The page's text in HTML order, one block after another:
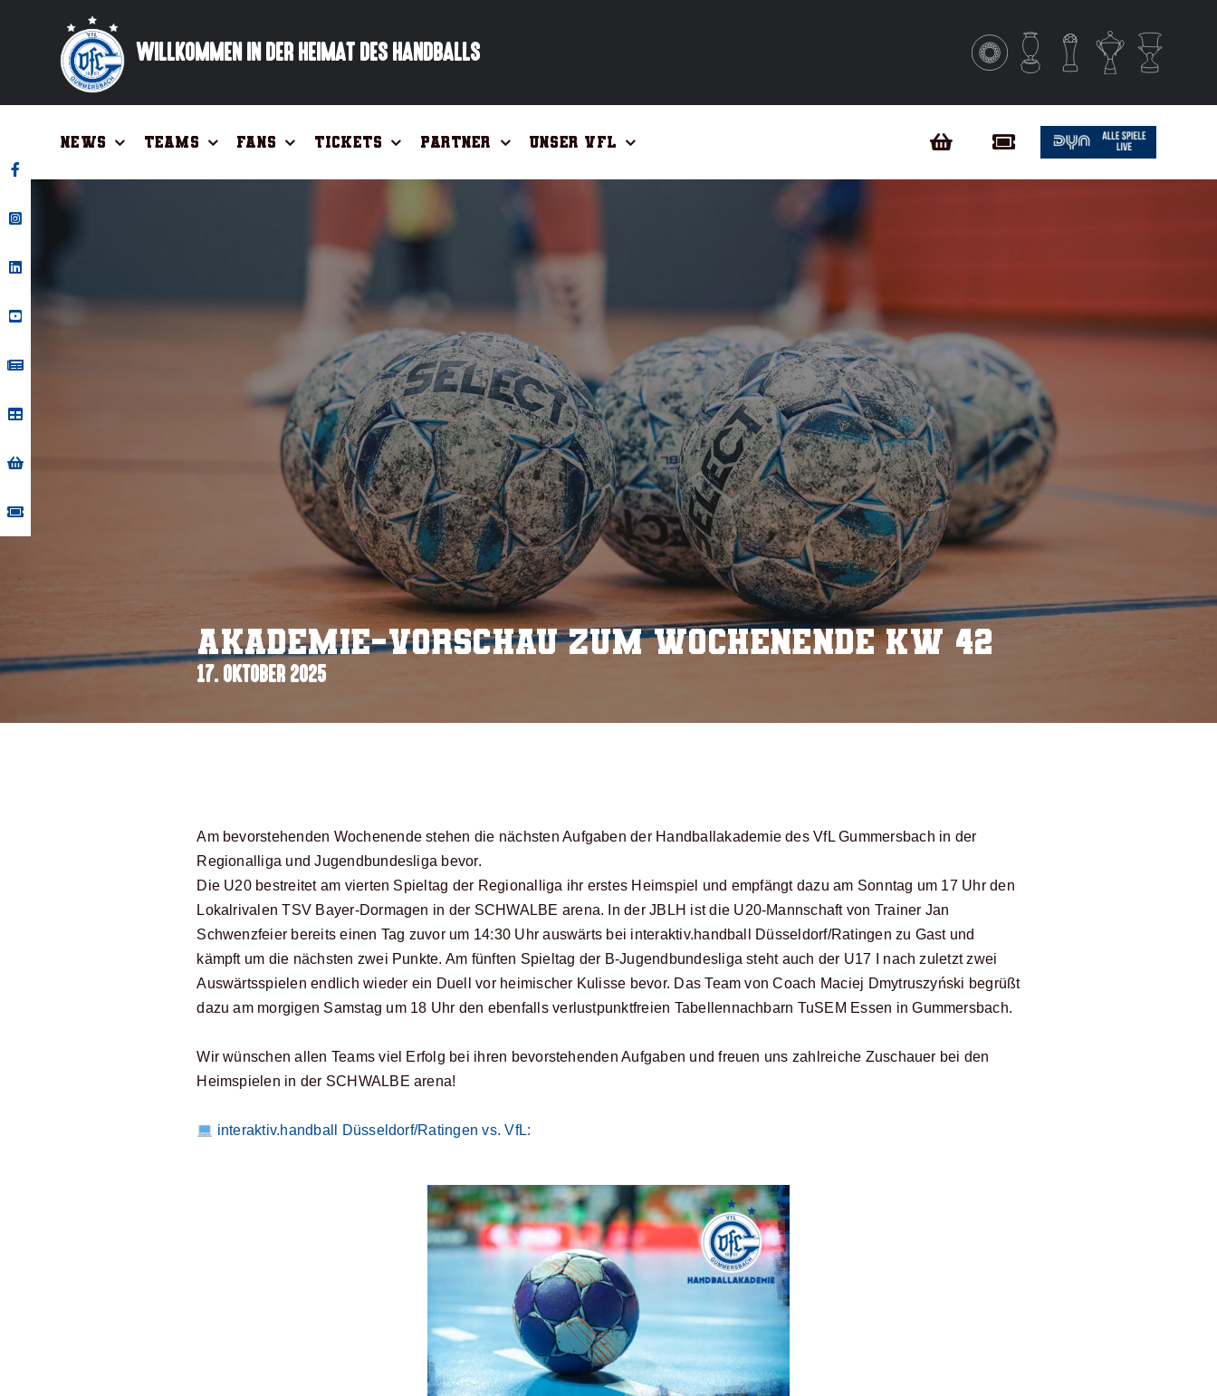
WILLKOMMEN IN DER HEIMAT DES HANDBALLS
News Teams Fans Tickets Partner Unser VfL
Akademie-Vorschau zum Wochenende KW 42
17. OKTOBER 2025
Am bevorstehenden Wochenende stehen die nächsten Aufgaben der Handballakademie des VfL Gummersbach in der
Regionalliga und Jugendbundesliga bevor.
Die U20 bestreitet am vierten Spieltag der Regionalliga ihr erstes Heimspiel und empfängt dazu am Sonntag um 17 Uhr den
Lokalrivalen TSV Bayer-Dormagen in der SCHWALBE arena. In der JBLH ist die U20-Mannschaft von Trainer Jan
Schwenzfeier bereits einen Tag zuvor um 14:30 Uhr auswärts bei interaktiv.handball Düsseldorf/Ratingen zu Gast und
kämpft um die nächsten zwei Punkte. Am fünften Spieltag der B-Jugendbundesliga steht auch der U17 I nach zuletzt zwei
Auswärtsspielen endlich wieder ein Duell vor heimischer Kulisse bevor. Das Team von Coach Maciej Dmytruszyński begrüßt
dazu am morgigen Samstag um 18 Uhr den ebenfalls verlustpunktfreien Tabellennachbarn TuSEM Essen in Gummersbach.
Wir wünschen allen Teams viel Erfolg bei ihren bevorstehenden Aufgaben und freuen uns zahlreiche Zuschauer bei den
Heimspielen in der SCHWALBE arena!
interaktiv.handball Düsseldorf/Ratingen vs. VfL: